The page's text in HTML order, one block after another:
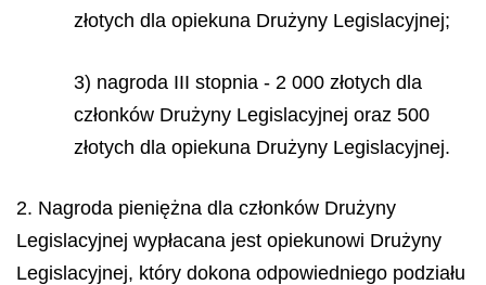
złotych dla opiekuna Drużyny Legislacyjnej;
3) nagroda III stopnia - 2 000 złotych dla
członków Drużyny Legislacyjnej oraz 500
złotych dla opiekuna Drużyny Legislacyjnej.
2. Nagroda pieniężna dla członków Drużyny
Legislacyjnej wypłacana jest opiekunowi Drużyny
Legislacyjnej, który dokona odpowiedniego podziału